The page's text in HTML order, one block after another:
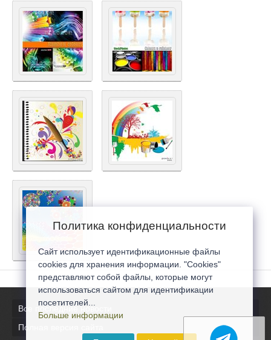
Все последние новости
Полная версия сайта
Политика конфиденциальности
Сайт использует идентификационные файлы
cookies для хранения информации. "Cookies"
представляют собой файлы, которые могут
использоваться сайтом для идентификации
посетителей...
Больше информации